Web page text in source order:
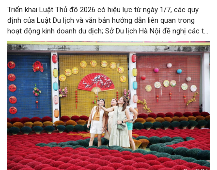
Triển khai Luật Thủ đô 2026 có hiệu lực từ ngày 1/7, các quy
định của Luật Du lịch và văn bản hướng dẫn liên quan trong
hoạt động kinh doanh du dịch; Sở Du lịch Hà Nội đề nghị các tổ
chức, đơn vị, doanh nghiệp kinh doanh dịch vụ lữ hành trên địa
bàn thành phố thực hiện một số nội dung quan trọng. Qua đó
góp phần thực hiện thắng lợi các mục tiêu phát triển du lịch Hà
Nội năm 2026 và giai đoạn tiếp theo.